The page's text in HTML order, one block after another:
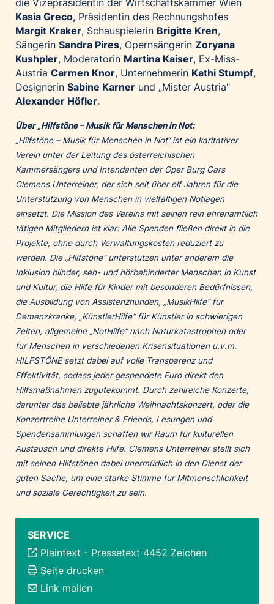
Kasia Greco, Präsidentin des Rechnungshofes
Margit Kraker, Schauspielerin Brigitte Kren,
Sängerin Sandra Pires, Opernsängerin Zoryana
Kushpler, Moderatorin Martina Kaiser, Ex-Miss-
Austria Carmen Knor, Unternehmerin Kathi Stumpf,
Designerin Sabine Karner und „Mister Austria"
Alexander Höfler.
Über „Hilfstöne – Musik für Menschen in Not:
„Hilfstöne – Musik für Menschen in Not“ ist ein karitativer
Verein unter der Leitung des österreichischen
Kammersängers und Intendanten der Oper Burg Gars
Clemens Unterreiner, der sich seit über elf Jahren für die
Unterstützung von Menschen in vielfältigen Notlagen
einsetzt. Die Mission des Vereins mit seinen rein ehrenamtlich
tätigen Mitgliedern ist klar: Alle Spenden fließen direkt in die
Projekte, ohne durch Verwaltungskosten reduziert zu
werden. Die „Hilfstöne“ unterstützen unter anderem die
Inklusion blinder, seh- und hörbehinderter Menschen in Kunst
und Kultur, die Hilfe für Kinder mit besonderen Bedürfnissen,
die Ausbildung von Assistenzhunden, „MusikHilfe“ für
Demenzkranke, „KünstlerHilfe“ für Künstler in schwierigen
Zeiten, allgemeine „NotHilfe“ nach Naturkatastrophen oder
für Menschen in verschiedenen Krisensituationen u.v.m.
HILFSTÖNE setzt dabei auf volle Transparenz und
Effektivität, sodass jeder gespendete Euro direkt den
Hilfsmaßnahmen zugutekommt. Durch zahlreiche Konzerte,
darunter das beliebte jährliche Weihnachtskonzert, oder die
Konzertreihe Unterreiner & Friends, Lesungen und
Spendensammlungen schaffen wir Raum für kulturellen
Austausch und direkte Hilfe. Clemens Unterreiner stellt sich
mit seinen Hilfstönen dabei unermüdlich in den Dienst der
guten Sache, um eine starke Stimme für Mitmenschlichkeit
und soziale Gerechtigkeit zu sein.
SERVICE
Plaintext - Pressetext 4452 Zeichen
Seite drucken
Link mailen